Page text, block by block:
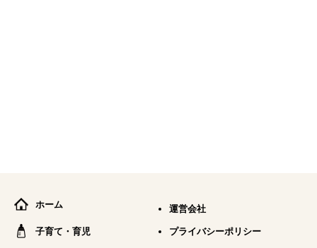
ホーム
子育て・育児
運営会社
プライバシーポリシー